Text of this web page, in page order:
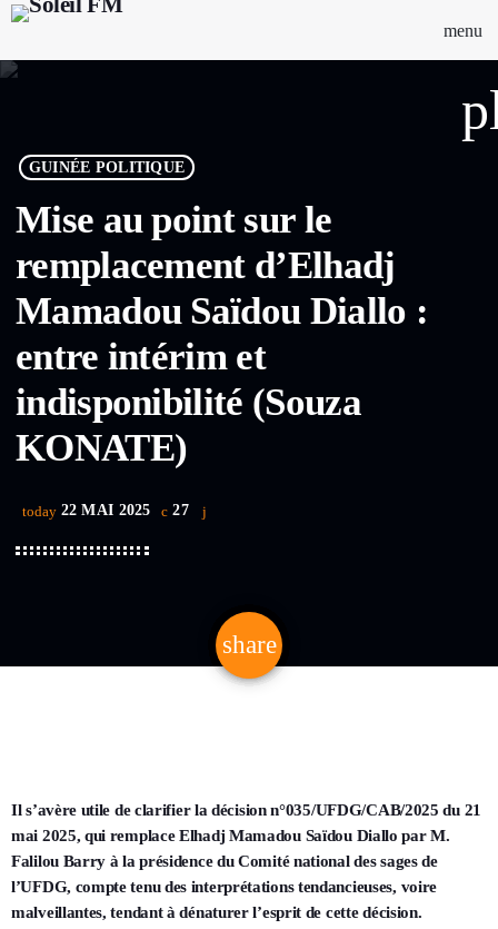
menu
GUINÉE POLITIQUE
Mise au point sur le
remplacement d’Elhadj
Mamadou Saïdou Diallo :
entre intérim et
indisponibilité (Souza
KONATE)
today 22 MAI 2025 27
share
email
Il s’avère utile de clarifier la décision n°035/UFDG/CAB/2025 du 21
mai 2025, qui remplace Elhadj Mamadou Saïdou Diallo par M.
Falilou Barry à la présidence du Comité national des sages de
l’UFDG, compte tenu des interprétations tendancieuses, voire
malveillantes, tendant à dénaturer l’esprit de cette décision.